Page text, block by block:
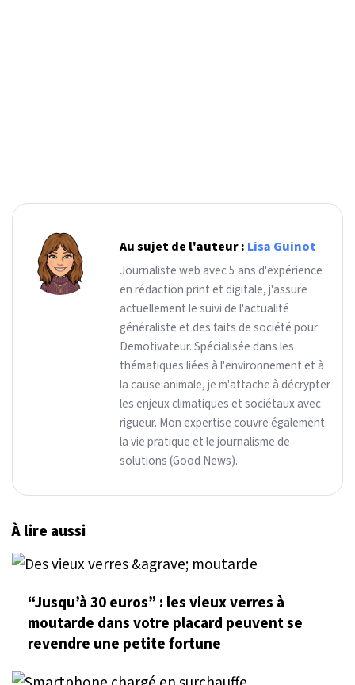
Au sujet de l'auteur : Lisa Guinot
Journaliste web avec 5 ans d'expérience
en rédaction print et digitale, j'assure
actuellement le suivi de l'actualité
généraliste et des faits de société pour
Demotivateur. Spécialisée dans les
thématiques liées à l'environnement et à
la cause animale, je m'attache à décrypter
les enjeux climatiques et sociétaux avec
rigueur. Mon expertise couvre également
la vie pratique et le journalisme de
solutions (Good News).
À lire aussi
“Jusqu’à 30 euros” : les vieux verres à
moutarde dans votre placard peuvent se
revendre une petite fortune